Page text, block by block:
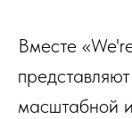
Вместе
масштабной